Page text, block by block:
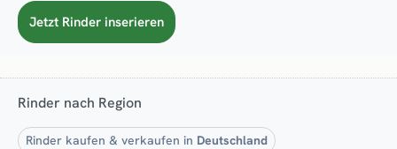
Jetzt Rinder inserieren
Rinder nach Region
Rinder kaufen & verkaufen in Deutschland